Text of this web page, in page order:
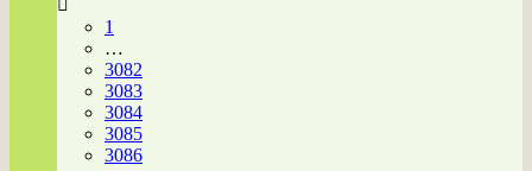
1
…
3082
3083
3084
3085
3086